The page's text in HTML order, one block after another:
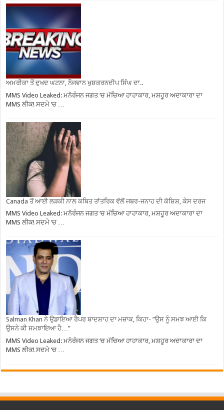
ਅਮਰੀਕਾ ਤੋਂ ਦੁਖਦ ਘਟਨਾ, ਨੌਜਵਾਨ ਖੁਸ਼ਕਰਨਦੀਪ ਸਿੰਘ ਦਾ..
MMS Video Leaked: ਮਨੋਰੰਜਨ ਜਗਤ ‘ਚ ਮੱਚਿਆ ਹਾਹਾਕਾਰ, ਮਸ਼ਹੂਰ ਅਦਾਕਾਰਾ ਦਾ
MMS ਲੀਕ! ਸਦਮੇ ‘ਚ …
Canada ਤੋਂ ਆਈ ਲੜਕੀ ਨਾਲ ਕਥਿਤ ਤਾਂਤਰਿਕ ਵੱਲੋਂ ਜਬਰ-ਜਨਾਹ ਦੀ ਕੋਸ਼ਿਸ਼, ਕੇਸ ਦਰਜ
MMS Video Leaked: ਮਨੋਰੰਜਨ ਜਗਤ ‘ਚ ਮੱਚਿਆ ਹਾਹਾਕਾਰ, ਮਸ਼ਹੂਰ ਅਦਾਕਾਰਾ ਦਾ
MMS ਲੀਕ! ਸਦਮੇ ‘ਚ …
Salman Khan ਨੇ ਉਡਾਇਆ ਰੈਪਰ ਬਾਦਸ਼ਾਹ ਦਾ ਮਜ਼ਾਕ, ਕਿਹਾ- ”ਉਸ ਨੂੰ ਸਮਝ ਆਈ ਕਿ
ਉਸਨੇ ਕੀ ਸਮਝਾਇਆ ਹੈ…”
MMS Video Leaked: ਮਨੋਰੰਜਨ ਜਗਤ ‘ਚ ਮੱਚਿਆ ਹਾਹਾਕਾਰ, ਮਸ਼ਹੂਰ ਅਦਾਕਾਰਾ ਦਾ
MMS ਲੀਕ! ਸਦਮੇ ‘ਚ …